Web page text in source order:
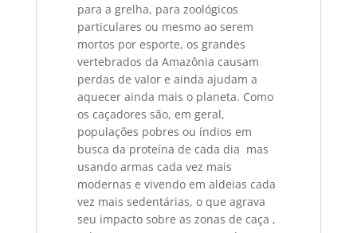
para a grelha, para zoológicos
particulares ou mesmo ao serem
mortos por esporte, os grandes
vertebrados da Amazônia causam
perdas de valor e ainda ajudam a
aquecer ainda mais o planeta. Como
os caçadores são, em geral,
populações pobres ou índios em
busca da proteína de cada dia  mas
usando armas cada vez mais
modernas e vivendo em aldeias cada
vez mais sedentárias, o que agrava
seu impacto sobre as zonas de caça ,